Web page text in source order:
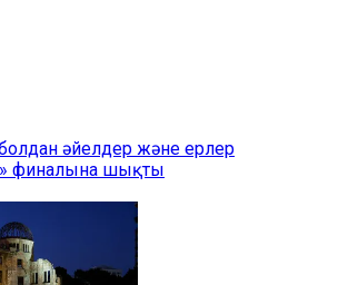
әйелдер және ерлер
финалына шықты